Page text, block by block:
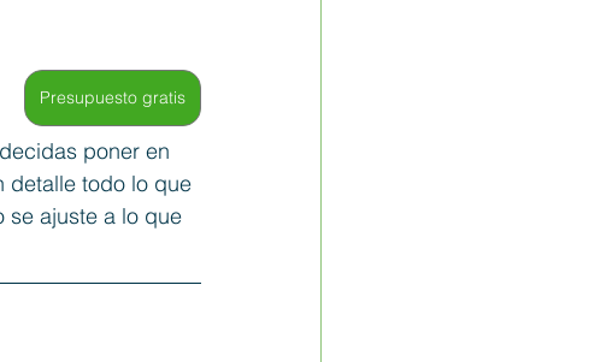
Presupuesto gratis
poner en
detalle todo lo que
se ajuste a lo que